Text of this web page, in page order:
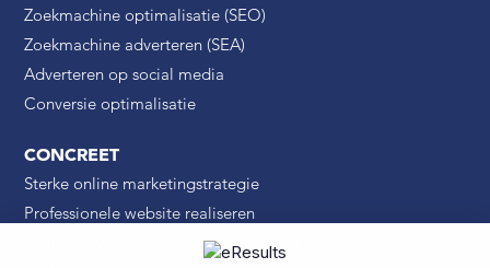
Zoekmachine optimalisatie (SEO)
Zoekmachine adverteren (SEA)
Adverteren op social media
Conversie optimalisatie
CONCREET
Sterke online marketingstrategie
Professionele website realiseren
Online advertentiecampagne opzetten